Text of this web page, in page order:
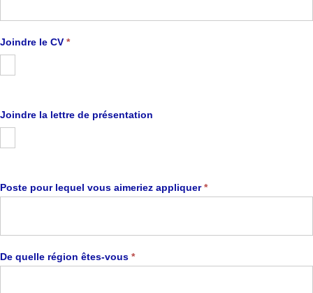
Joindre le CV *
Joindre la lettre de présentation
Poste pour lequel vous aimeriez appliquer*
De quelle région êtes-vous *